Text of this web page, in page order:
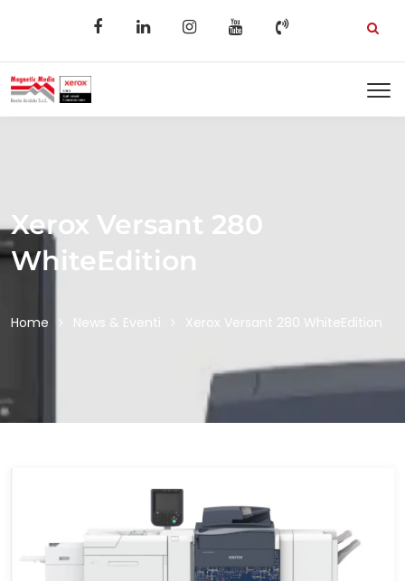
Xerox Versant 280
WhiteEdition
Home News & Eventi Xerox Versant 280 WhiteEdition